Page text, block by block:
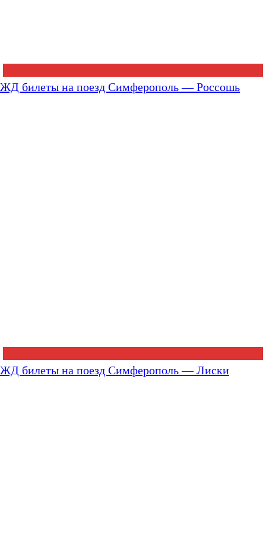
ЖД билеты на поезд Симферополь — Россошь
ЖД билеты на поезд Симферополь — Лиски